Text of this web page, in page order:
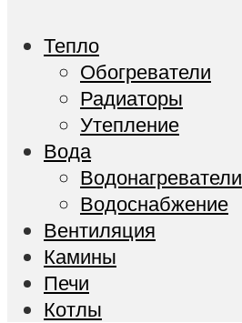
Тепло
Обогреватели
Радиаторы
Утепление
Вода
Водонагреватели
Водоснабжение
Вентиляция
Камины
Печи
Котлы